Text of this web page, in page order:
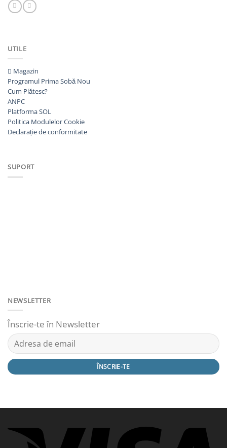
UTILE
Magazin
Programul Prima Sobă
Cum Plătesc?
ANPC
Platforma SOL
Politica Modulelor Cookie
Declarație de conformitate
SUPORT
NEWSLETTER
Înscrie-te în Newsletter